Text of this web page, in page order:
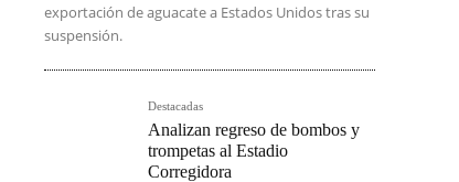
exportación de aguacate a Estados Unidos tras su
suspensión.
Destacadas
Analizan regreso de bombos y
trompetas al Estadio
Corregidora